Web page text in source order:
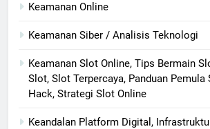
Keamanan Online
Keamanan Siber / Analisis Teknologi
Keamanan Slot Online, Tips Bermain
Slot, Slot Terpercaya, Panduan
Hack, Strategi Slot Online
Keandalan Platform Digital,